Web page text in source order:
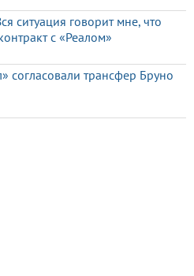
ситуация говорит мне, что
с «Реалом»
согласовали трансфер Бруно